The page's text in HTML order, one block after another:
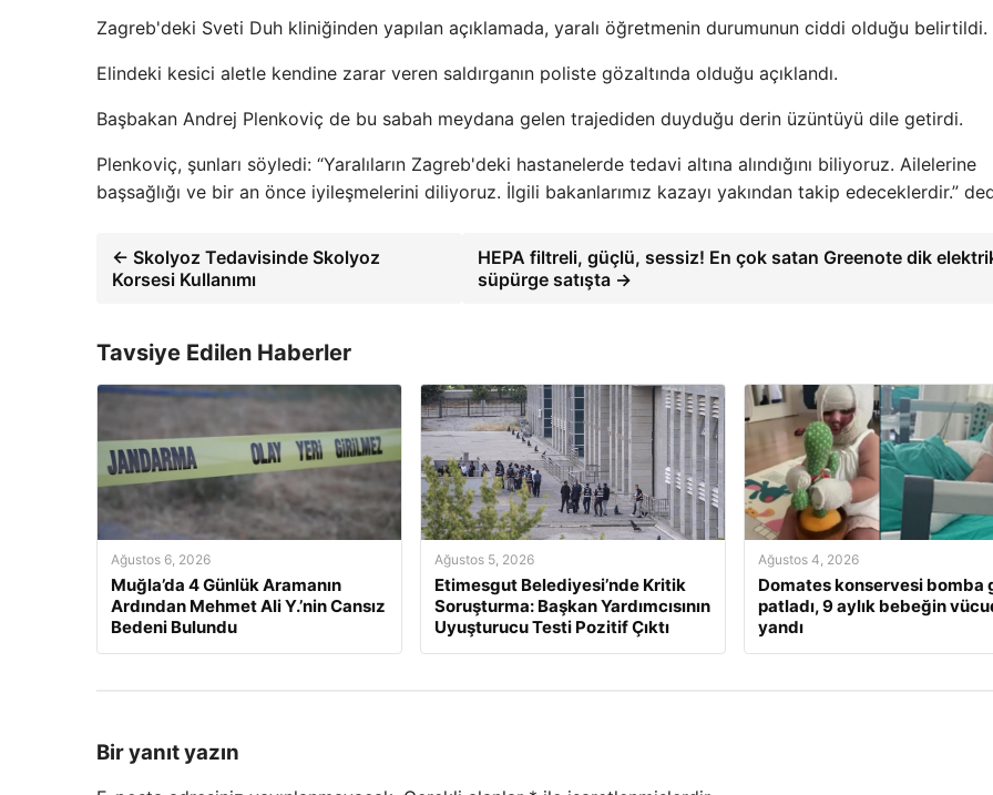
Zagreb'deki Sveti Duh kliniğinden yapılan açıklamada, yaralı öğretmenin durumunun ciddi olduğu belirtildi.
Elindeki kesici aletle kendine zarar veren saldırganın poliste gözaltında olduğu açıklandı.
Başbakan Andrej Plenkoviç de bu sabah meydana gelen trajediden duyduğu derin üzüntüyü dile getirdi.
Plenkoviç, şunları söyledi: “Yaralıların Zagreb'deki hastanelerde tedavi altına alındığını biliyoruz. Ailelerine
başsağlığı ve bir an önce iyileşmelerini diliyoruz. İlgili bakanlarımız kazayı yakından takip edeceklerdir.”
← Skolyoz Tedavisinde Skolyoz
Korsesi Kullanımı
HEPA filtreli, güçlü, sessiz! En çok satan Greenote dik
süpürge satışta →
Tavsiye Edilen Haberler
Ağustos 6, 2026
Muğla’da 4 Günlük Aramanın
Ardından Mehmet Ali Y.’nin Cansız
Bedeni Bulundu
Ağustos 5, 2026
Etimesgut Belediyesi’nde Kritik
Soruşturma: Başkan Yardımcısının
Uyuşturucu Testi Pozitif Çıktı
Ağustos 4, 2026
Domates konservesi bomba
patladı, 9 aylık bebeğin
yandı
Bir yanıt yazın